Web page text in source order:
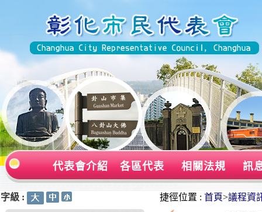
代表會介紹 各區代表 相關法規 訊
字級 : 捷徑位置 : 首頁>議程資